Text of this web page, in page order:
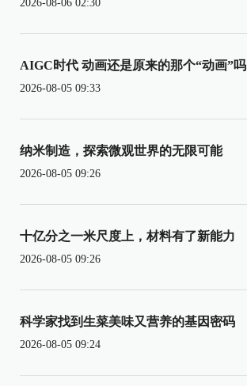
2026-08-06 02:30
AIGC时代 动画还是原来的那个“动画”吗
2026-08-05 09:33
纳米制造，探索微观世界的无限可能
2026-08-05 09:26
十亿分之一米尺度上，材料有了新能力
2026-08-05 09:26
科学家找到生菜美味又营养的基因密码
2026-08-05 09:24